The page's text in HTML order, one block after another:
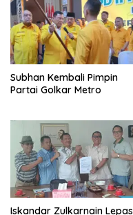
Subhan Kembali Pimpin
Partai Golkar Metro
Iskandar Zulkarnain Lepas